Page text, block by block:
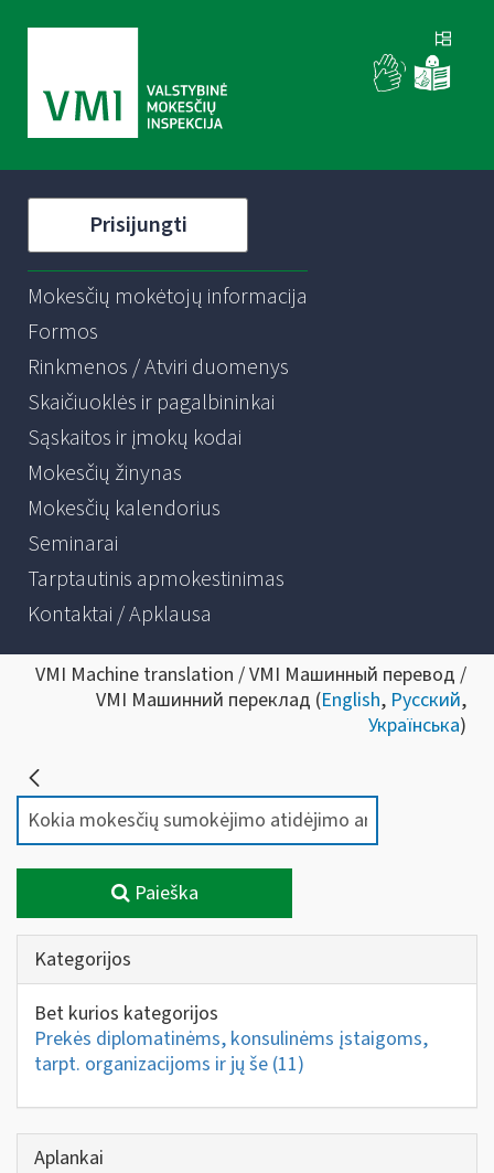
Prisijungti
Mokesčių mokėtojų informacija
Formos
Rinkmenos / Atviri duomenys
Skaičiuoklės ir pagalbininkai
Sąskaitos ir įmokų kodai
Mokesčių žinynas
Mokesčių kalendorius
Seminarai
Tarptautinis apmokestinimas
Kontaktai / Apklausa
VMI Machine translation / VMI Машинный перевод /
VMI Машинний переклад (English, Русский,
Українська)
Paieška
Kategorijos
Bet kurios kategorijos
Prekės diplomatinėms, konsulinėms įstaigoms,
tarpt. organizacijoms ir jų še (11)
Aplankai